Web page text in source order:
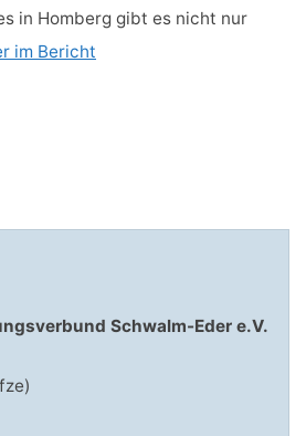
in Homberg gibt es nicht nur
im Bericht
Schwalm-Eder e.V.